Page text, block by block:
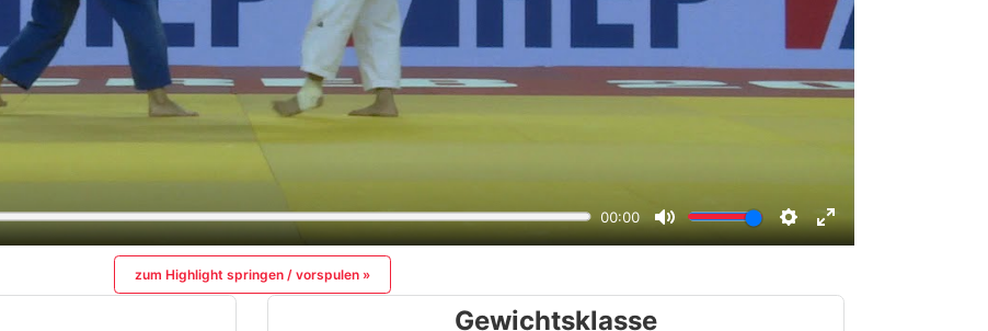
zum Highlight springen / vorspulen »
Gewichtsklasse